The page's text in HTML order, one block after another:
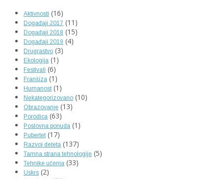
Aktivnosti (16)
Događaji 2017 (11)
Događaji 2018 (15)
Događaji 2019 (4)
Drugrastvo (3)
Ekologija (1)
Festivali (6)
Franšiza (1)
Humanost(1)
Nekategorizovano (10)
Obrazovanje (13)
Porodica (63)
Poslovna ponuda (1)
Pubertet(17)
Razvoj deteta (137)
Tamna strana tehnologije (5)
Tehnike učenja (33)
Uskrs (2)